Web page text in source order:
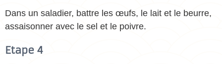
Dans un saladier, battre les œufs, le lait et le beurre,
assaisonner avec le sel et le poivre.
Etape 4